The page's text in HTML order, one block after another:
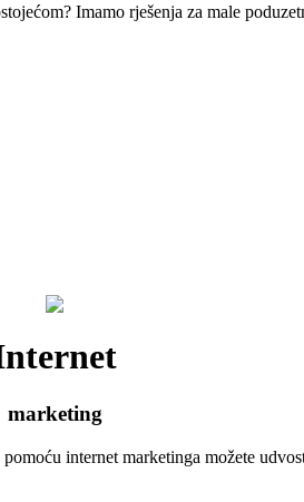
Imamo rješenja za male
marketing
internet marketinga možete